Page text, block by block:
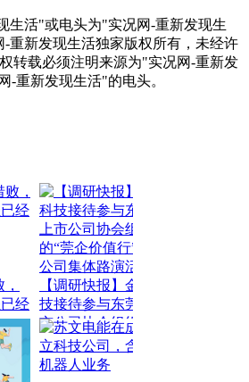
生活"或电头为"实况网-重新发现生
重新发现生活独家版权所有，未经许
转载必须注明来源为"实况网-重新发
-重新发现生活"的电头。
经
【调研快报】金富科
技接待参与东莞市上
市公司协会组织
的“莞企价值行”上市
公司集体路演活动投